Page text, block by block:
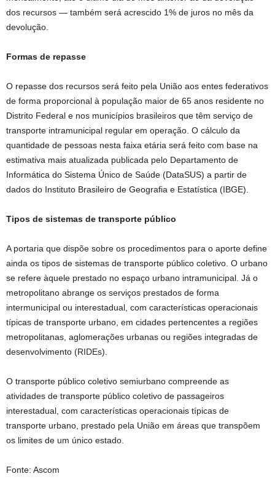
dos recursos — também será acrescido 1% de juros no mês da
devolução.
Formas de repasse
O repasse dos recursos será feito pela União aos entes federativos
de forma proporcional à população maior de 65 anos residente no
Distrito Federal e nos municípios brasileiros que têm serviço de
transporte intramunicipal regular em operação. O cálculo da
quantidade de pessoas nesta faixa etária será feito com base na
estimativa mais atualizada publicada pelo Departamento de
Informática do Sistema Único de Saúde (DataSUS) a partir de
dados do Instituto Brasileiro de Geografia e Estatística (IBGE).
Tipos de sistemas de transporte público
A portaria que dispõe sobre os procedimentos para o aporte define
ainda os tipos de sistemas de transporte público coletivo. O urbano
se refere àquele prestado no espaço urbano intramunicipal. Já o
metropolitano abrange os serviços prestados de forma
intermunicipal ou interestadual, com características operacionais
típicas de transporte urbano, em cidades pertencentes a regiões
metropolitanas, aglomerações urbanas ou regiões integradas de
desenvolvimento (RIDEs).
O transporte público coletivo semiurbano compreende as
atividades de transporte público coletivo de passageiros
interestadual, com características operacionais típicas de
transporte urbano, prestado pela União em áreas que transpõem
os limites de um único estado.
Fonte: Ascom